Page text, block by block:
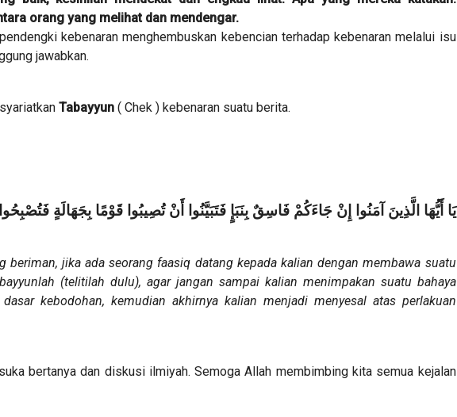
orang yang melihat dan mendengar.
kebenaran menghembuskan kebencian terhadap kebenaran melalui isu
jawabkan.
Tabayyun ( Chek ) kebenaran suatu berita.
يَا أَيُّهَا الَّذِينَ آمَنُوا إِنْ جَاءَكُمْ فَاسِقٌ بِنَبَإٍ فَتَبَيَّنُوا أَنْ تُصِيبُوا قَوْمًا بِجَهَالَةٍ
beriman, jika ada seorang faasiq datang kepada kalian dengan membawa suatu
(telitilah dulu), agar jangan sampai kalian menimpakan suatu bahaya
kebodohan, kemudian akhirnya kalian menjadi menyesal atas perlakuan
bertanya dan diskusi ilmiyah. Semoga Allah membimbing kita semua kejalan